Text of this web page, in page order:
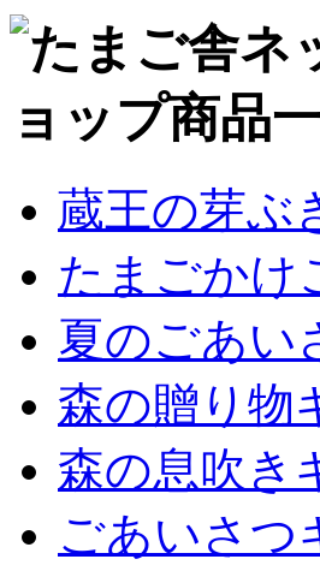
蔵王の芽ぶ
たまごかけ
夏のごあい
森の贈り物
森の息吹き
ごあいさつ